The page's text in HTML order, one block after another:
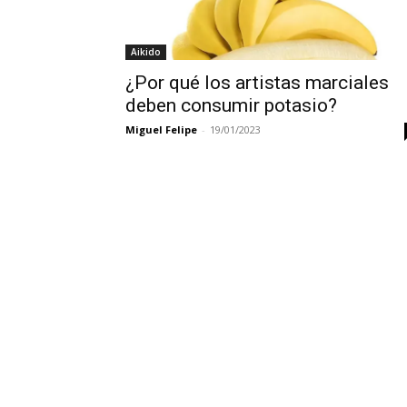
Aikido
¿Por qué los artistas marciales
deben consumir potasio?
Miguel Felipe - 19/01/2023